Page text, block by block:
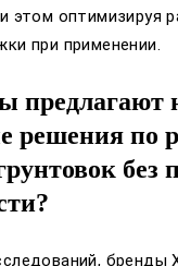
этом оптимизируя
при применении.
предлагают
решения по
без
бренды